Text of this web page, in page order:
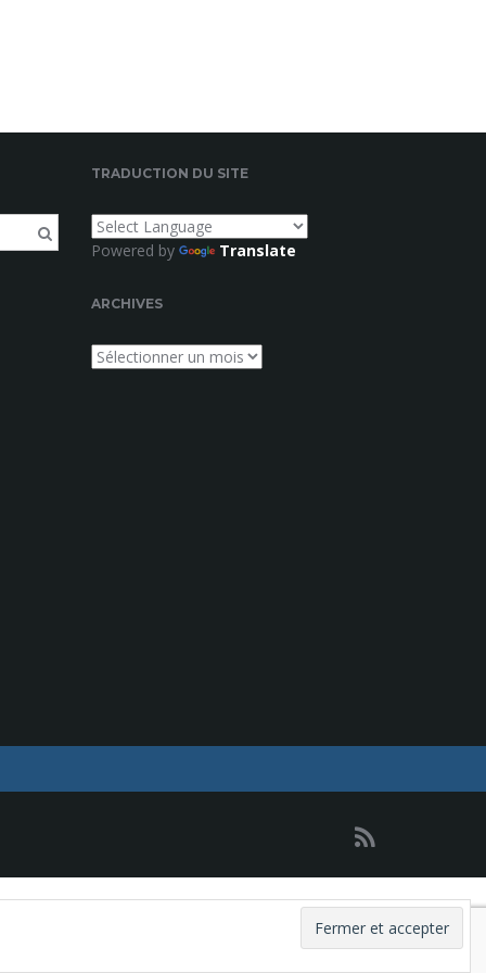
TRADUCTION DU SITE
Powered by Translate
ARCHIVES
Archives